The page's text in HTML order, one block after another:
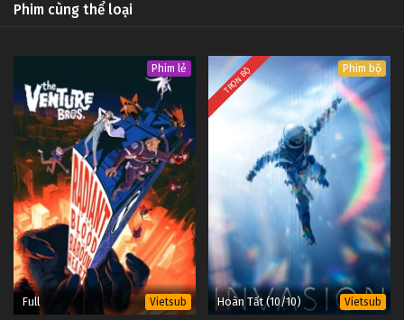
Phim cùng thể loại
Phim lẻ
Full Vietsub
TRỌN BỘ Phim bộ
Hoàn Tất (10/10) Vietsub